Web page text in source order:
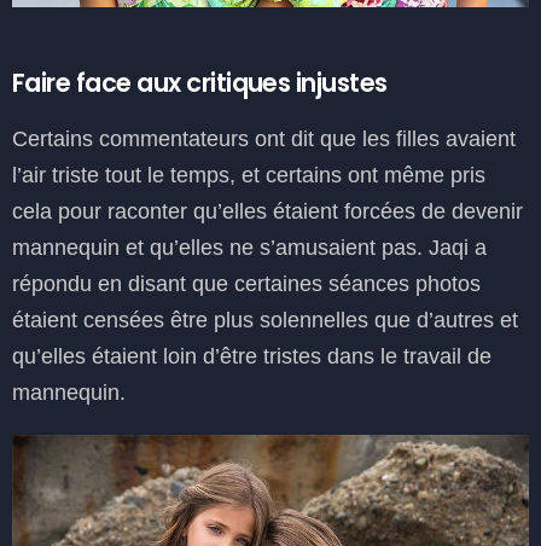
Faire face aux critiques injustes
Certains commentateurs ont dit que les filles avaient
l’air triste tout le temps, et certains ont même pris
cela pour raconter qu’elles étaient forcées de devenir
mannequin et qu’elles ne s’amusaient pas. Jaqi a
répondu en disant que certaines séances photos
étaient censées être plus solennelles que d’autres et
qu’elles étaient loin d’être tristes dans le travail de
mannequin.